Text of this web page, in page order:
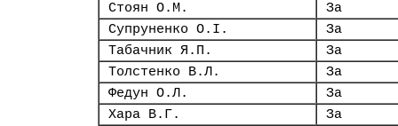
Стоян О.М.
За
Супруненко О.І.
За
Табачник Я.П.
За
Толстенко В.Л.
За
Федун О.Л.
За
Хара В.Г.
За